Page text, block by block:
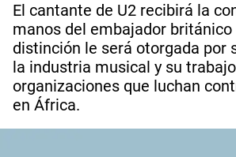
El cantante de U2 recibirá la
manos del embajador británico
distinción le será otorgada por
la industria musical y su
organizaciones que luchan
en África.